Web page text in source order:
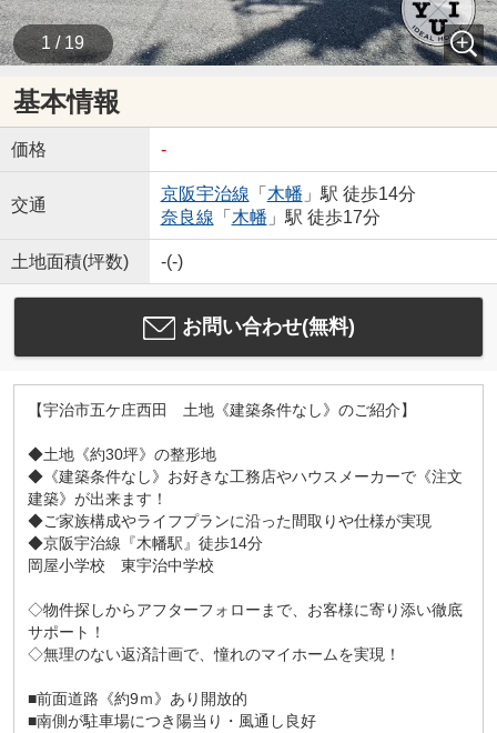
1 / 19
基本情報
価格 -
交通
京阪宇治線 「 木幡 」駅 徒歩14分
奈良線 「 木幡 」駅 徒歩17分
土地面積(坪数) -(-)
お問い合わせ(無料)
【宇治市五ケ庄西田 土地《建築条件なし》のご紹介】
◆土地《約30坪》の整形地
◆《建築条件なし》お好きな工務店やハウスメーカーで《注文
建築》が出来ます！
◆ご家族構成やライフプランに沿った間取りや仕様が実現
◆京阪宇治線『木幡駅』徒歩14分
岡屋小学校 東宇治中学校
◇物件探しからアフターフォローまで、お客様に寄り添い徹底
サポート！
◇無理のない返済計画で、憧れのマイホームを実現！
■前面道路《約9ｍ》あり開放的
■南側が駐車場につき陽当り・風通し良好